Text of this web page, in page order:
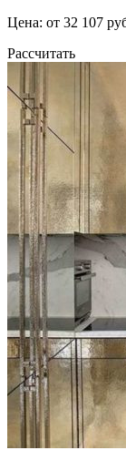
Цена: от 32 107
Рассчитать